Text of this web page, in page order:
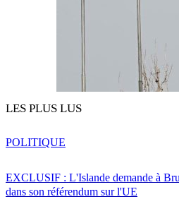
LES PLUS LUS
EXCLUSIF : L'Islande demande à
dans son référendum sur l'UE
POLITIQUE